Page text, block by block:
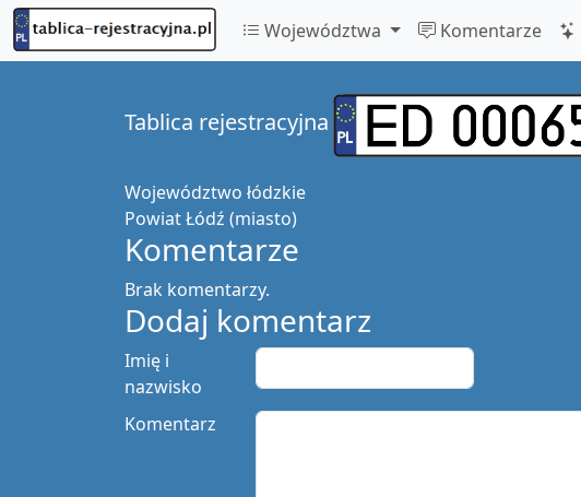
Województwa Komentarze
Tablica rejestracyjna
Województwo łódzkie
PowiatŁódź (miasto)
Komentarze
Brak komentarzy.
Dodaj komentarz
Imię i
nazwisko
Komentarz